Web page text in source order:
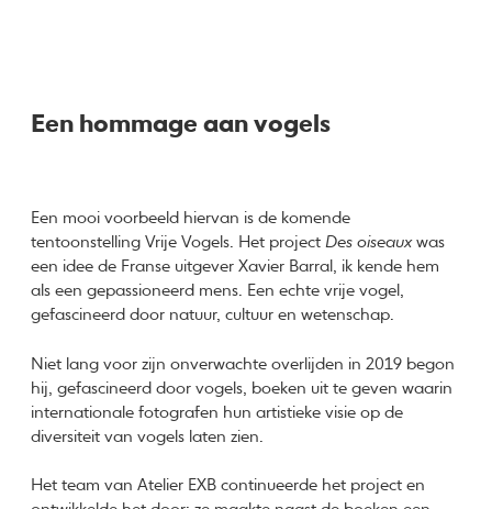
Een hommage aan vogels
Een mooi voorbeeld hiervan is de komende
tentoonstelling Vrije Vogels. Het projectDes oiseauxwas
een idee de Franse uitgever Xavier Barral, ik kende hem
als een gepassioneerd mens. Een echte vrije vogel,
gefascineerd door natuur, cultuur en wetenschap.
Niet lang voor zijn onverwachte overlijden in 2019 begon
hij, gefascineerd door vogels, boeken uit te geven waarin
internationale fotografen hun artistieke visie op de
diversiteit van vogels laten zien.
Het team van Atelier EXB continueerde het project en